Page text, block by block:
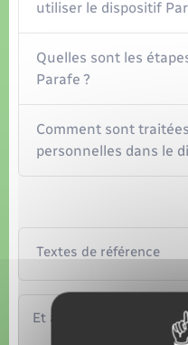
utiliser le dispositif
Quelles sont les
Parafe ?
Comment sont
personnelles dans le
Textes de référence
Et aussi